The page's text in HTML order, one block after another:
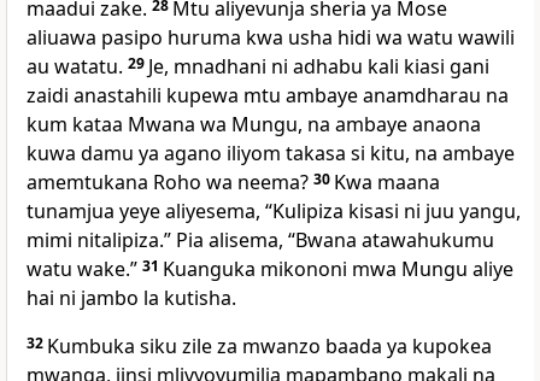
maadui zake. 28 Mtu aliyevunja sheria ya Mose
aliuawa pasipo huruma kwa usha hidi wa watu wawili
au watatu. 29 Je, mnadhani ni adhabu kali kiasi gani
zaidi anastahili kupewa mtu ambaye anamdharau na
kum kataa Mwana wa Mungu, na ambaye anaona
kuwa damu ya agano iliyom takasa si kitu, na ambaye
amemtukana Roho wa neema? 30 Kwa maana
tunamjua yeye aliyesema, “Kulipiza kisasi ni juu yangu,
mimi nitalipiza.” Pia alisema, “Bwana atawahukumu
watu wake.” 31 Kuanguka mikononi mwa Mungu aliye
hai ni jambo la kutisha.
32 Kumbuka siku zile za mwanzo baada ya kupokea
mwanga, jinsi mlivyovumilia mapambano makali na